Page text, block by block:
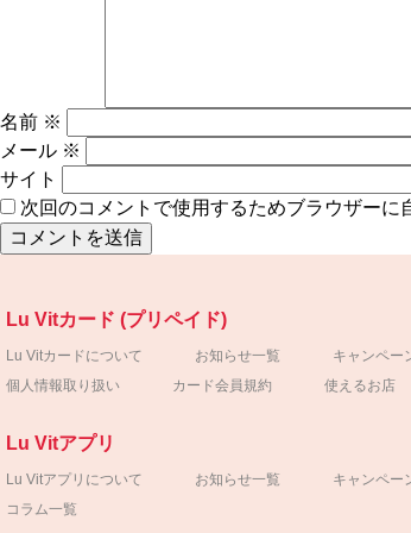
名前 ※
メール ※
サイト
次回のコメントで使用するためブラウザーに
Lu Vitカード (プリペイド)
Lu Vitカードについて お知らせ一覧 キャンペー
個人情報取り扱い
カード会員規約 使えるお店
Lu Vitアプリ
Lu Vitアプリについて お知らせ一覧 キャンペー
コラム一覧